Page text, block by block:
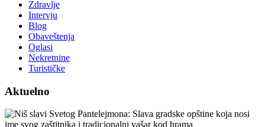
Zdravlje
Intervju
Blog
Obaveštenja
Oglasi
Nekretnine
Turističke
Aktuelno